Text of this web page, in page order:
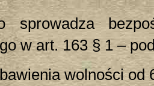
w art. 163 § 1 –
wolności od